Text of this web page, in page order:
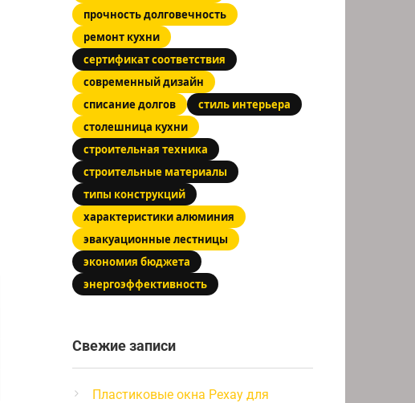
прочность долговечность
ремонт кухни
сертификат соответствия
современный дизайн
списание долгов
стиль интерьера
столешница кухни
строительная техника
строительные материалы
типы конструкций
характеристики алюминия
эвакуационные лестницы
экономия бюджета
энергоэффективность
Свежие записи
Пластиковые окна Рехау для